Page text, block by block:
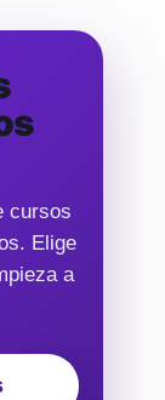
cursos
Elige
a